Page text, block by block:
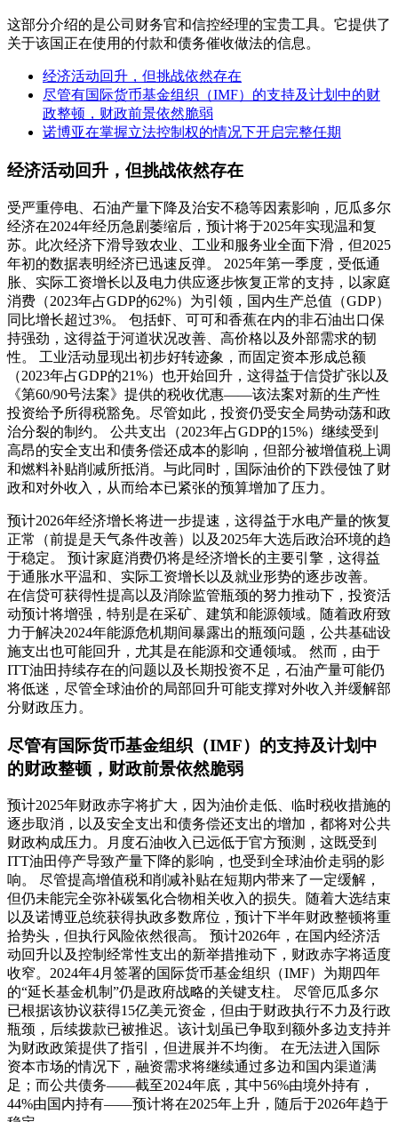
这部分介绍的是公司财务官和信控经理的宝贵工具。它提供了
关于该国正在使用的付款和债务催收做法的信息。
经济活动回升，但挑战依然存在
尽管有国际货币基金组织（IMF）的支持及计划中的财
政整顿，财政前景依然脆弱
诺博亚在掌握立法控制权的情况下开启完整任期
经济活动回升，但挑战依然存在
受严重停电、石油产量下降及治安不稳等因素影响，厄瓜多尔
经济在2024年经历急剧萎缩后，预计将于2025年实现温和复
苏。此次经济下滑导致农业、工业和服务业全面下滑，但2025
年初的数据表明经济已迅速反弹。 2025年第一季度，受低通
胀、实际工资增长以及电力供应逐步恢复正常的支持，以家庭
消费（2023年占GDP的62%）为引领，国内生产总值（GDP）
同比增长超过3%。 包括虾、可可和香蕉在内的非石油出口保
持强劲，这得益于河道状况改善、高价格以及外部需求的韧
性。 工业活动显现出初步好转迹象，而固定资本形成总额
（2023年占GDP的21%）也开始回升，这得益于信贷扩张以及
《第60/90号法案》提供的税收优惠——该法案对新的生产性
投资给予所得税豁免。尽管如此，投资仍受安全局势动荡和政
治分裂的制约。 公共支出（2023年占GDP的15%）继续受到
高昂的安全支出和债务偿还成本的影响，但部分被增值税上调
和燃料补贴削减所抵消。与此同时，国际油价的下跌侵蚀了财
政和对外收入，从而给本已紧张的预算增加了压力。
预计2026年经济增长将进一步提速，这得益于水电产量的恢复
正常（前提是天气条件改善）以及2025年大选后政治环境的趋
于稳定。 预计家庭消费仍将是经济增长的主要引擎，这得益
于通胀水平温和、实际工资增长以及就业形势的逐步改善。
在信贷可获得性提高以及消除监管瓶颈的努力推动下，投资活
动预计将增强，特别是在采矿、建筑和能源领域。随着政府致
力于解决2024年能源危机期间暴露出的瓶颈问题，公共基础设
施支出也可能回升，尤其是在能源和交通领域。 然而，由于
ITT油田持续存在的问题以及长期投资不足，石油产量可能仍
将低迷，尽管全球油价的局部回升可能支撑对外收入并缓解部
分财政压力。
尽管有国际货币基金组织（IMF）的支持及计划中
的财政整顿，财政前景依然脆弱
预计2025年财政赤字将扩大，因为油价走低、临时税收措施的
逐步取消，以及安全支出和债务偿还支出的增加，都将对公共
财政构成压力。月度石油收入已远低于官方预测，这既受到
ITT油田停产导致产量下降的影响，也受到全球油价走弱的影
响。 尽管提高增值税和削减补贴在短期内带来了一定缓解，
但仍未能完全弥补碳氢化合物相关收入的损失。随着大选结束
以及诺博亚总统获得执政多数席位，预计下半年财政整顿将重
拾势头，但执行风险依然很高。 预计2026年，在国内经济活
动回升以及控制经常性支出的新举措推动下，财政赤字将适度
收窄。2024年4月签署的国际货币基金组织（IMF）为期四年
的“延长基金机制”仍是政府战略的关键支柱。 尽管厄瓜多尔
已根据该协议获得15亿美元资金，但由于财政执行不力及行政
瓶颈，后续拨款已被推迟。该计划虽已争取到额外多边支持并
为财政政策提供了指引，但进展并不均衡。 在无法进入国际
资本市场的情况下，融资需求将继续通过多边和国内渠道满
足；而公共债务——截至2024年底，其中56%由境外持有，
44%由国内持有——预计将在2025年上升，随后于2026年趋于